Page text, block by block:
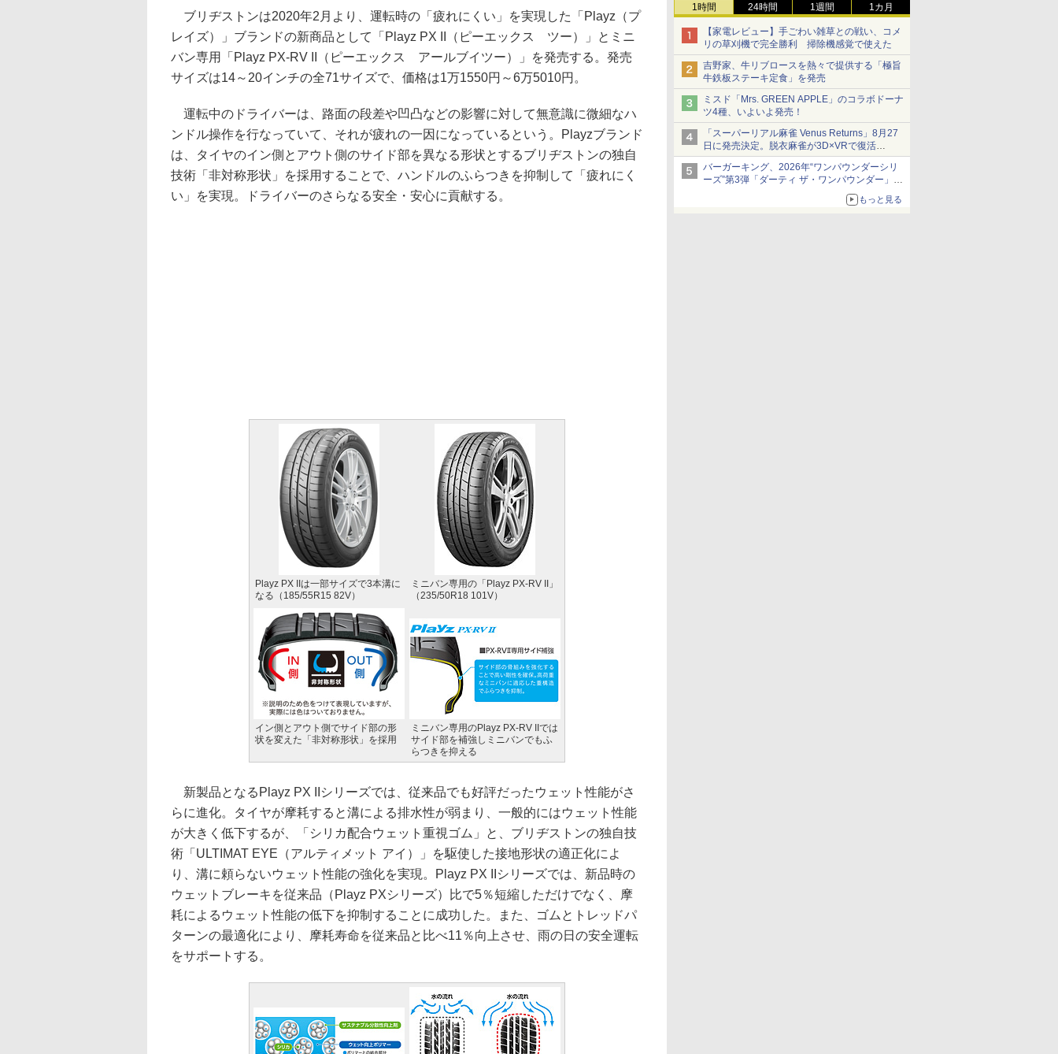
1時間 24時間 1週間 1カ月
【家電レビュー】手ごわい雑草との戦い、コメ
リの草刈機で完全勝利 掃除機感覚で使えた
吉野家、牛リブロースを熱々で提供する「極旨
牛鉄板ステーキ定食」を発売
ミスド「Mrs. GREEN APPLE」のコラボドーナ
ツ4種、いよいよ発売！
「スーパーリアル麻雀 Venus Returns」8月27
日に発売決定。脱衣麻雀が3D×VRで復活
発売から2週間は20%オフになるセールが実施
バーガーキング、2026年“ワンパウンダーシリ
ーズ”第3弾「ダーティ ザ・ワンパウンダー」を
「特製ガーリックマヨソース」を使用した超大
もっと見る
ブリヂストンは2020年2月より、運転時の「疲れにくい」を実現した「Playz（プ
レイズ）」ブランドの新商品として「Playz PX II（ピーエックス ツー）」とミニ
バン専用「Playz PX-RV II（ピーエックス アールブイツー）」を発売する。発売
サイズは14～20インチの全71サイズで、価格は1万1550円～6万5010円。
運転中のドライバーは、路面の段差や凹凸などの影響に対して無意識に微細なハ
ンドル操作を行なっていて、それが疲れの一因になっているという。Playzブランド
は、タイヤのイン側とアウト側のサイド部を異なる形状とするブリヂストンの独自
技術「非対称形状」を採用することで、ハンドルのふらつきを抑制して「疲れにく
い」を実現。ドライバーのさらなる安全・安心に貢献する。
Playz PX IIは一部サイズで3本溝に
なる（185/55R15 82V）
ミニバン専用の「Playz PX-RV II」
（235/50R18 101V）
イン側とアウト側でサイド部の形
状を変えた「非対称形状」を採用
ミニバン専用のPlayz PX-RV IIでは
サイド部を補強しミニバンでもふ
らつきを抑える
新製品となるPlayz PX IIシリーズでは、従来品でも好評だったウェット性能がさ
らに進化。タイヤが摩耗すると溝による排水性が弱まり、一般的にはウェット性能
が大きく低下するが、「シリカ配合ウェット重視ゴム」と、ブリヂストンの独自技
術「ULTIMAT EYE（アルティメット アイ）」を駆使した接地形状の適正化によ
り、溝に頼らないウェット性能の強化を実現。Playz PX IIシリーズでは、新品時の
ウェットブレーキを従来品（Playz PXシリーズ）比で5％短縮しただけでなく、摩
耗によるウェット性能の低下を抑制することに成功した。また、ゴムとトレッドパ
ターンの最適化により、摩耗寿命を従来品と比べ11％向上させ、雨の日の安全運転
をサポートする。